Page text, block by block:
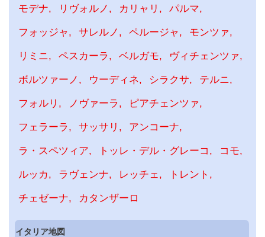
モデナ リヴォルノ カリャリ パルマ
フォッジャ サレルノ ペルージャ モンツァ
リミニ ペスカーラ ベルガモ ヴィチェンツァ
ボルツァーノ ウーディネ シラクサ テルニ
フォルリ ノヴァーラ ピアチェンツァ
フェラーラ サッサリ アンコーナ
ラ・スペツィア トッレ・デル・グレーコ コモ
ルッカ ラヴェンナ レッチェ トレント
チェゼーナ カタンザーロ
イタリア地図